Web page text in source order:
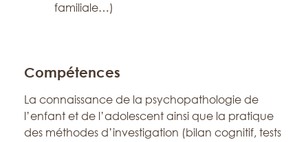
familiale…)
Compétences
La connaissance de la psychopathologie de
l’enfant et de l’adolescent ainsi que la pratique
des méthodes d’investigation (bilan cognitif, tests